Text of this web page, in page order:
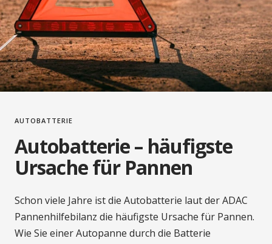
AUTOBATTERIE
Autobatterie – häufigste
Ursache für Pannen
Schon viele Jahre ist die Autobatterie laut der ADAC
Pannenhilfebilanz die häufigste Ursache für Pannen.
Wie Sie einer Autopanne durch die Batterie